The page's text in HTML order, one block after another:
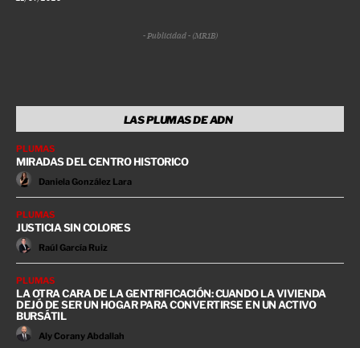
- Publicidad - (MR1B)
LAS PLUMAS DE ADN
PLUMAS
MIRADAS DEL CENTRO HISTORICO
Daniela González Lara
PLUMAS
JUSTICIA SIN COLORES
Raúl García Ruiz
PLUMAS
LA OTRA CARA DE LA GENTRIFICACIÓN: CUANDO LA VIVIENDA
DEJÓ DE SER UN HOGAR PARA CONVERTIRSE EN UN ACTIVO
BURSÁTIL
Aly Corany Abdallah